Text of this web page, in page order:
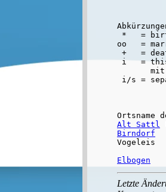
*   =
oo   =
+   =
i   = this
Alt Sattl
Birndorf
Vogeleis
Elbogen
Letzte